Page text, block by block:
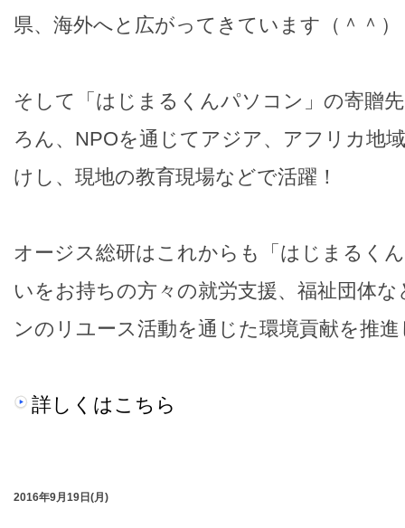
県、海外へと広がってきています（＾＾）
そして「はじまるくんパソコン」の寄贈
ろん、NPOを通じてアジア、アフリカ地
けし、現地の教育現場などで活躍！
オージス総研はこれからも「はじまるく
いをお持ちの方々の就労支援、福祉団体
ンのリユース活動を通じた環境貢献を推
詳しくはこちら
2016年9月19日(月)